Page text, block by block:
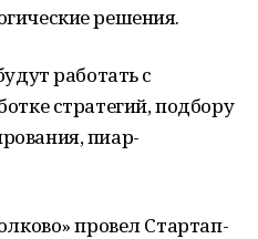
решения.
работать с
стратегий, подбору
пиар-
провел Стартап-